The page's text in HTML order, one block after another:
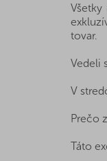
tovar.
Vedeli
V
Prečo
Táto